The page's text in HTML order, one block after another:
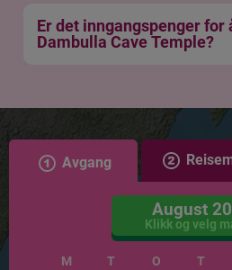
Er det inngangspenger for
Dambulla Cave Temple?
Avgang
August
Klikk og velg
M T O T